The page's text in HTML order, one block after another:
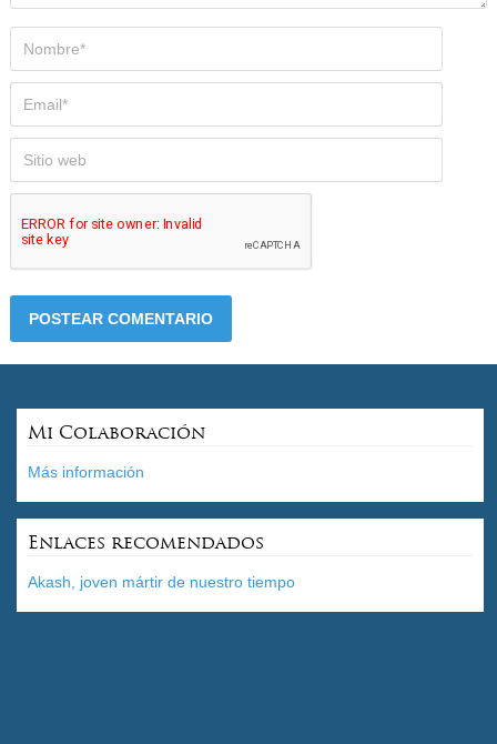
Mi Colaboración
Más información
Enlaces recomendados
Akash, joven mártir de nuestro tiempo